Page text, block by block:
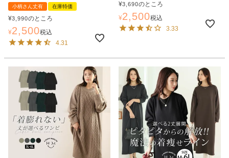
小柄さん丈有 在庫特価
¥3,990のところ
¥2,500税込
4.31
¥3,690のところ
¥2,500税込
3.33